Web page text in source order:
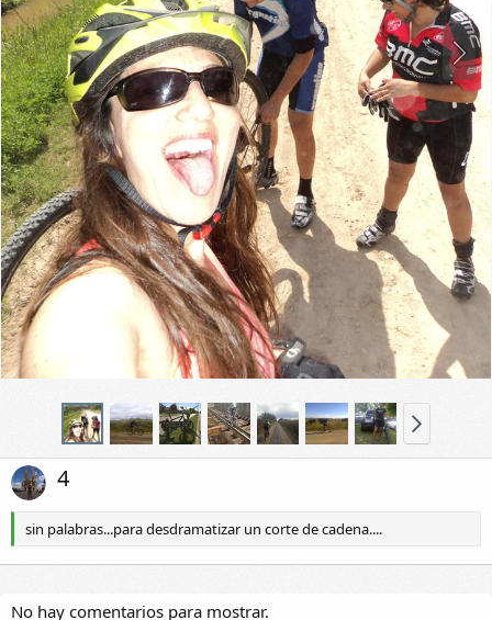
4
sin palabras...para desdramatizar un corte de cadena....
No hay comentarios para mostrar.